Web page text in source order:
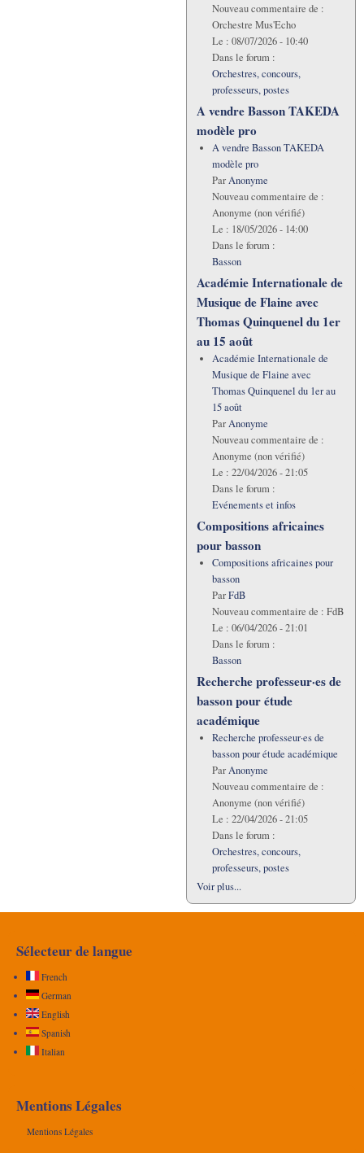
Nouveau commentaire de :
Orchestre Mus'Echo
Le : 08/07/2026 - 10:40
Dans le forum :
Orchestres, concours,
professeurs, postes
A vendre Basson TAKEDA
modèle pro
A vendre Basson TAKEDA
modèle pro
ParAnonyme
Nouveau commentaire de :
Anonyme (non vérifié)
Le : 18/05/2026 - 14:00
Dans le forum :
Basson
Académie Internationale de
Musique de Flaine avec
Thomas Quinquenel du 1er
au 15 août
Académie Internationale de
Musique de Flaine avec
Thomas Quinquenel du 1er au
15 août
ParAnonyme
Nouveau commentaire de :
Anonyme (non vérifié)
Le : 22/04/2026 - 21:05
Dans le forum :
Evénements et infos
Compositions africaines
pour basson
Compositions africaines pour
basson
ParFdB
Nouveau commentaire de : FdB
Le : 06/04/2026 - 21:01
Dans le forum :
Basson
Recherche professeur·es de
basson pour étude
académique
Recherche professeur·es de
basson pour étude académique
ParAnonyme
Nouveau commentaire de :
Anonyme (non vérifié)
Le : 22/04/2026 - 21:05
Dans le forum :
Orchestres, concours,
professeurs, postes
Voir plus...
Sélecteur de langue
French
German
English
Spanish
Italian
Mentions Légales
Mentions Légales